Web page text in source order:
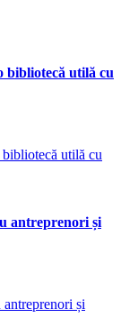
bibliotecă utilă cu
antreprenori și